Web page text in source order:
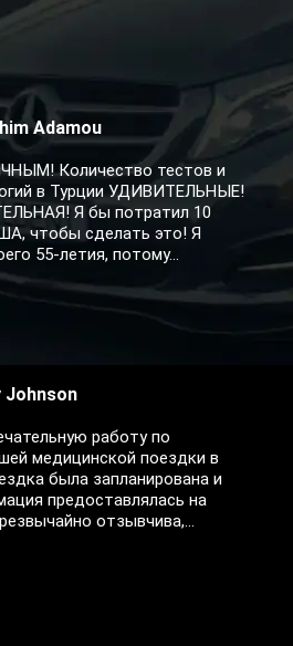
Adamou
Количество тестов и
в Турции УДИВИТЕЛЬНЫЕ!
Я бы потратил 10
чтобы сделать это! Я
55-летия, потому...
Johnson
работу по
медицинской поездки в
была запланирована и
предоставлялась на
отзывчива,...